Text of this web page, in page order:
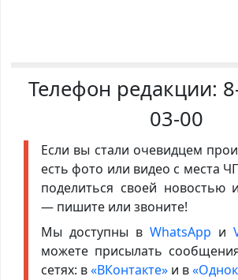
Телефон редакции:
03-00
Если вы стали очевидцем
есть фото или видео с места
поделиться своей новостью
— пишите или звоните!
Мы доступны в WhatsApp и
можете присылать
сетях: в«ВКонтакте»и в